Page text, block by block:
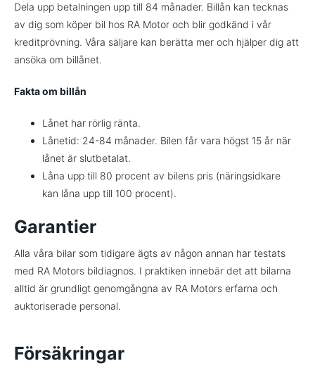
Dela upp betalningen upp till 84 månader. Billån kan tecknas
av dig som köper bil hos RA Motor och blir godkänd i vår
kreditprövning. Våra säljare kan berätta mer och hjälper dig att
ansöka om billånet.
Fakta om billån
Lånet har rörlig ränta.
Lånetid: 24-84 månader. Bilen får vara högst 15 år när
lånet är slutbetalat.
Låna upp till 80 procent av bilens pris (näringsidkare
kan låna upp till 100 procent).
Garantier
Alla våra bilar som tidigare ägts av någon annan har testats
med RA Motors bildiagnos. I praktiken innebär det att bilarna
alltid är grundligt genomgångna av RA Motors erfarna och
auktoriserade personal.
Försäkringar